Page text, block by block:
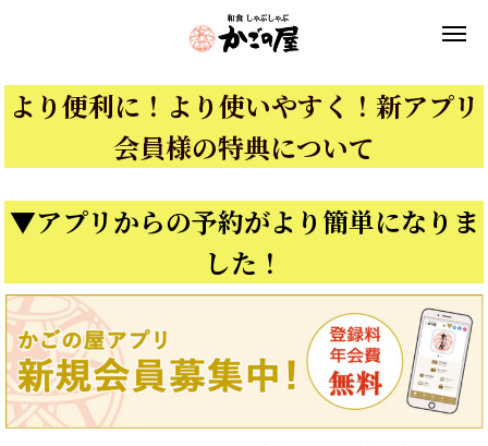
より便利に！より使いやすく！新アプリ
会員様の特典について
▼アプリからの予約がより簡単になりま
した！